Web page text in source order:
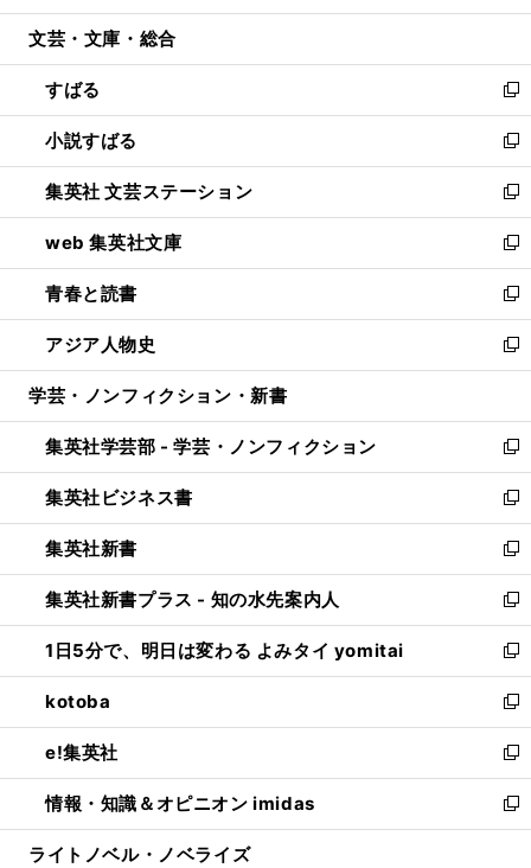
開
ウ
開
く
ン
ウ
で
開
く
ウ
ン
ド
ウ
で
開
く
文芸・文庫・総合
すばる
新
し
い
ウ
ィ
ン
ド
ウ
で
開
く
小説すばる
新
し
い
ウ
ィ
ン
ド
ウ
で
開
集英社 文芸ステーション
新
し
い
ウ
ィ
ン
ド
ウ
開
く
web 集英社文庫
新
し
い
ウ
ィ
ン
ウ
で
開
く
青春と読書
新
し
い
ウ
ン
ド
ウ
で
開
く
アジア人物史
新
し
ウ
ィ
ン
ド
ウ
で
開
く
学芸・ノンフィクション・新書
集英社学芸部 - 学芸・ノンフィクション
新
し
い
ウ
ィ
ン
ド
ウ
で
開
く
集英社ビジネス書
新
し
い
ウ
ィ
ン
ド
ウ
で
開
く
集英社新書
新
し
い
ウ
ィ
ン
ド
ウ
で
開
く
集英社新書プラス - 知の水先案内人
新
し
い
ウ
ィ
ン
ド
ウ
で
開
1日5分で、明日は変わる よみタイ yomitai
新
し
い
ウ
ィ
ン
ド
ウ
kotoba
新
し
い
ウ
ィ
ン
e!集英社
新
し
い
ウ
情報・知識＆オピニオン imidas
新
し
ライトノベル・ノベライズ